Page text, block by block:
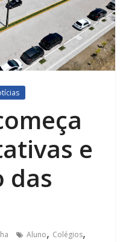
e
das
Aluno, Colégios,